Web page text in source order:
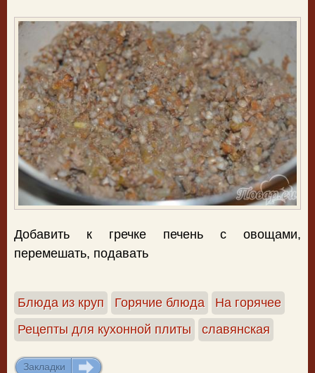
Добавить к гречке печень с овощами,
перемешать, подавать
Блюда из круп Горячие блюда
На горячее
Рецепты для кухонной плиты
славянская
Закладки ДОБАВИТЬ